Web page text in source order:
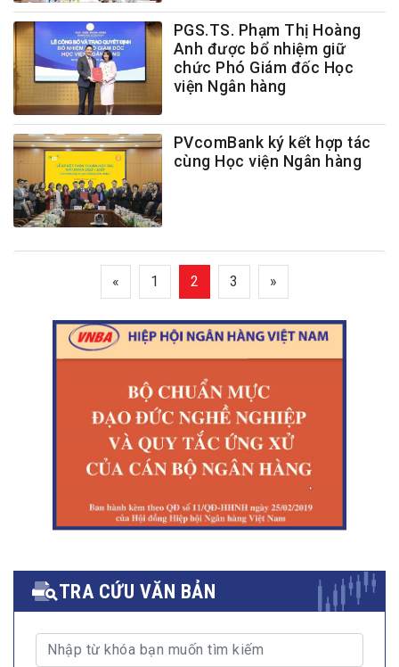
PGS.TS. Phạm Thị Hoàng
Anh được bổ nhiệm giữ
chức Phó Giám đốc Học
viện Ngân hàng
PVcomBank ký kết hợp tác
cùng Học viện Ngân hàng
« 1 2 3 »
TRA CỨU VĂN BẢN